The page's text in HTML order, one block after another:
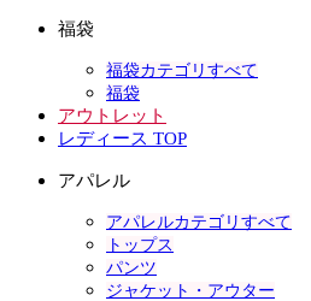
福袋
福袋カテゴリすべて
福袋
アウトレット
レディース TOP
アパレル
アパレルカテゴリすべて
トップス
パンツ
ジャケット・アウター